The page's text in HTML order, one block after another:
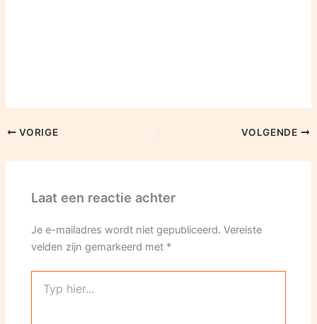
VORIGE VOLGENDE
Laat een reactie achter
Je e-mailadres wordt niet gepubliceerd. Vereiste
velden zijn gemarkeerd met *
hier...